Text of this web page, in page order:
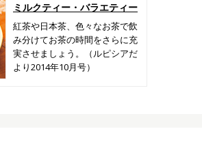
ミルクティー・バラエティー
紅茶や日本茶、色々なお茶で飲
み分けてお茶の時間をさらに充
実させましょう。（ルピシアだ
より2014年10月号）